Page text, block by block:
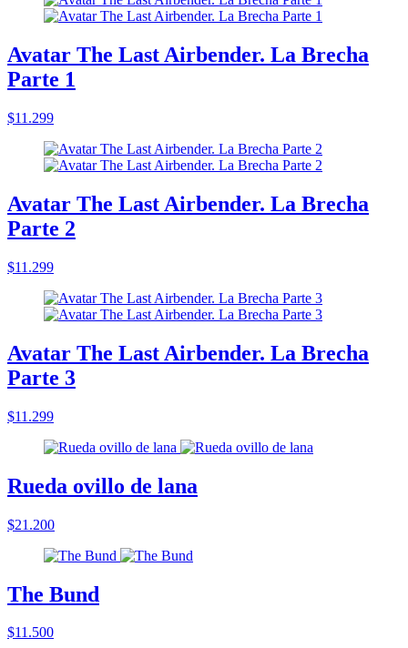
Avatar The Last Airbender. La Brecha
Parte 1
$11.299
Avatar The Last Airbender. La Brecha
Parte 2
$11.299
Avatar The Last Airbender. La Brecha
Parte 3
$11.299
Rueda ovillo de lana
$21.200
The Bund
$11.500